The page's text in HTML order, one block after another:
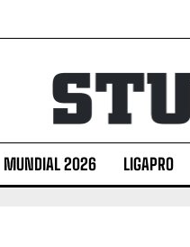
MUNDIAL 2026 LIGAPRO